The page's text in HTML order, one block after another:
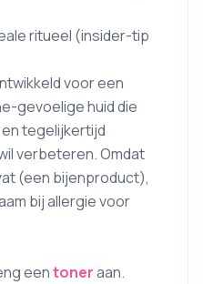
ritueel (insider-tip
voor een
gevoelige huid die
tegelijkertijd
verbeteren. Omdat
(een bijenproduct),
bij allergie voor
eentoneraan.